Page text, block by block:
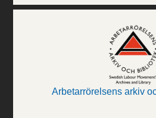
Arbetarrörelsens arkiv